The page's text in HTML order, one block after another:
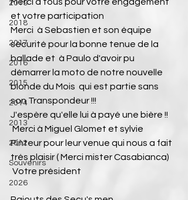
2019
2018
2017
2016
2015
2014
2013
2012
Souvenirs
2026
et votre participation
Merci  à Sebastien et son équipe
sécurité pour la bonne tenue de la
ballade et  à Paulo d'avoir pu
démarrer la moto de notre nouvelle
blonde du Mois  qui est partie sans
son Transpondeur !!!
J'espère qu'elle lui à payé une bière !!
Pinteur pour leur venue qui nous a fait
trés plaisir ( Merci mister Casabianca)
Votre président